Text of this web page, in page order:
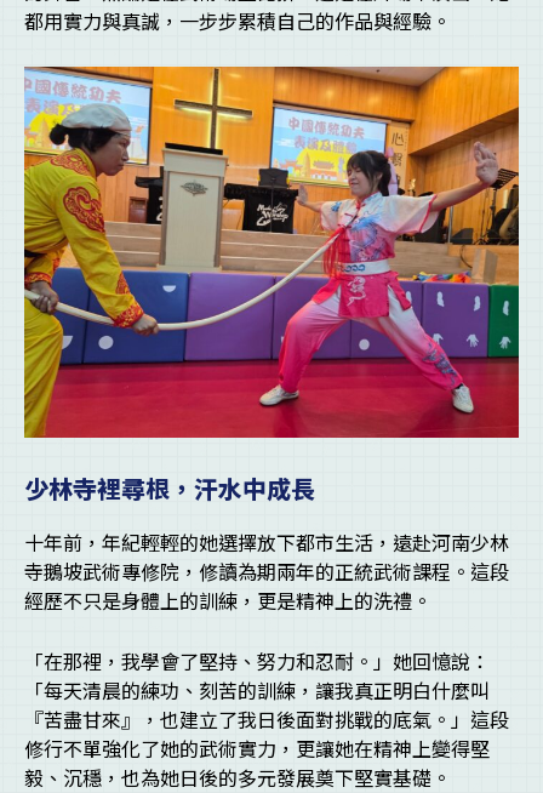
都用實力與真誠，一步步累積自己的作品與經驗。
少林寺裡尋根，汗水中成長
十年前，年紀輕輕的她選擇放下都市生活，遠赴河南少林
寺鵝坡武術專修院，修讀為期兩年的正統武術課程。這段
經歷不只是身體上的訓練，更是精神上的洗禮。
「在那裡，我學會了堅持、努力和忍耐。」她回憶說：
「每天清晨的練功、刻苦的訓練，讓我真正明白什麼叫
『苦盡甘來』，也建立了我日後面對挑戰的底氣。」這段
修行不單強化了她的武術實力，更讓她在精神上變得堅
毅、沉穩，也為她日後的多元發展奠下堅實基礎。